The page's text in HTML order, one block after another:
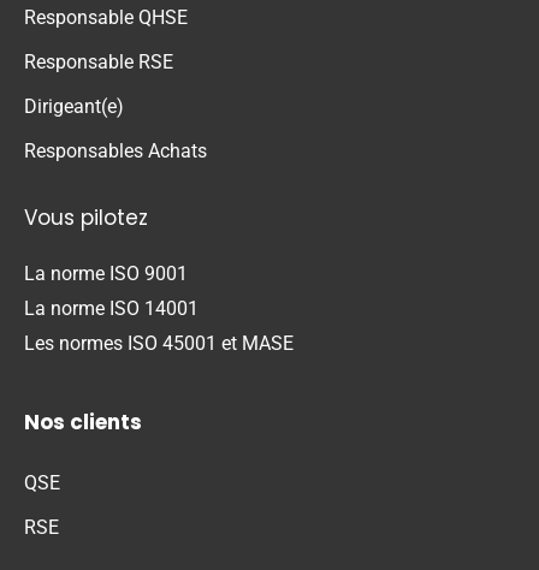
Responsable QHSE
Responsable RSE
Dirigeant(e)
Responsables Achats
Vous pilotez
La norme ISO 9001
La norme ISO 14001
Les normes ISO 45001 et MASE
Nos clients
QSE
RSE